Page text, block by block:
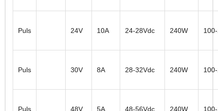
Puls 24V 10A 24-28Vdc 240W
Puls 30V 8A 28-32Vdc 240W
Puls 48V 5A 48-56Vdc 240W